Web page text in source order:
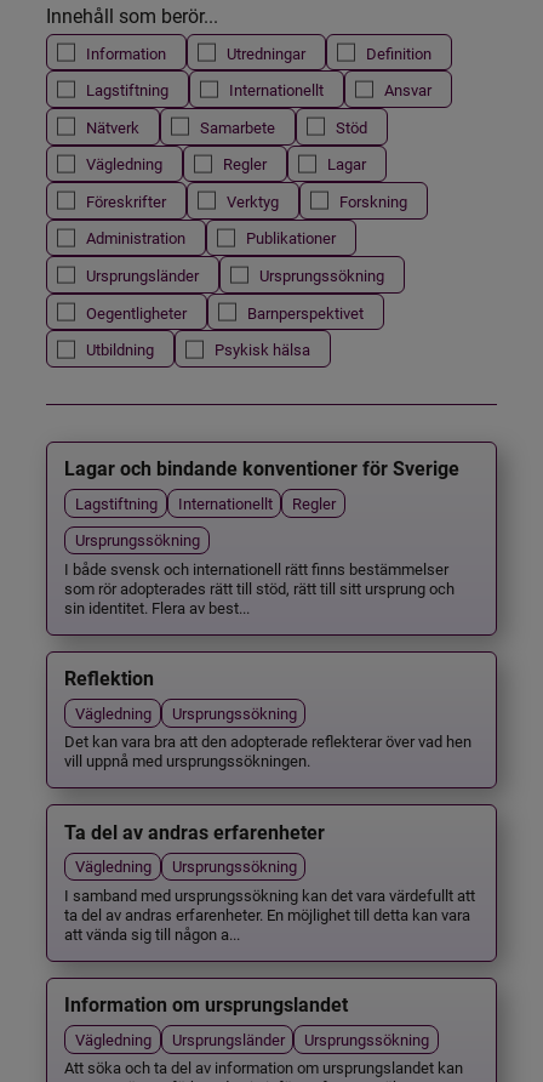
Innehåll som berör...
Information Utredningar
Definition
Lagstiftning
Internationellt
Ansvar
Nätverk
Samarbete
Stöd
Vägledning
Regler
Lagar
Föreskrifter
Verktyg
Forskning
Administration
Publikationer
Ursprungsländer
Ursprungssökning
Oegentligheter
Barnperspektivet
Utbildning
Psykisk hälsa
Lagar och bindande konventioner för Sverige
Lagstiftning Internationellt
Regler
Ursprungssökning
I både svensk och internationell rätt finns bestämmelser
som rör adopterades rätt till stöd, rätt till sitt ursprung och
sin identitet. Flera av best...
Reflektion
Vägledning
Ursprungssökning
Det kan vara bra att den adopterade reflekterar över vad hen
vill uppnå med ursprungssökningen.
Ta del av andras erfarenheter
Vägledning
Ursprungssökning
I samband med ursprungssökning kan det vara värdefullt att
ta del av andras erfarenheter. En möjlighet till detta kan vara
att vända sig till någon a...
Information om ursprungslandet
Vägledning Ursprungsländer
Ursprungssökning
Att söka och ta del av information om ursprungslandet kan